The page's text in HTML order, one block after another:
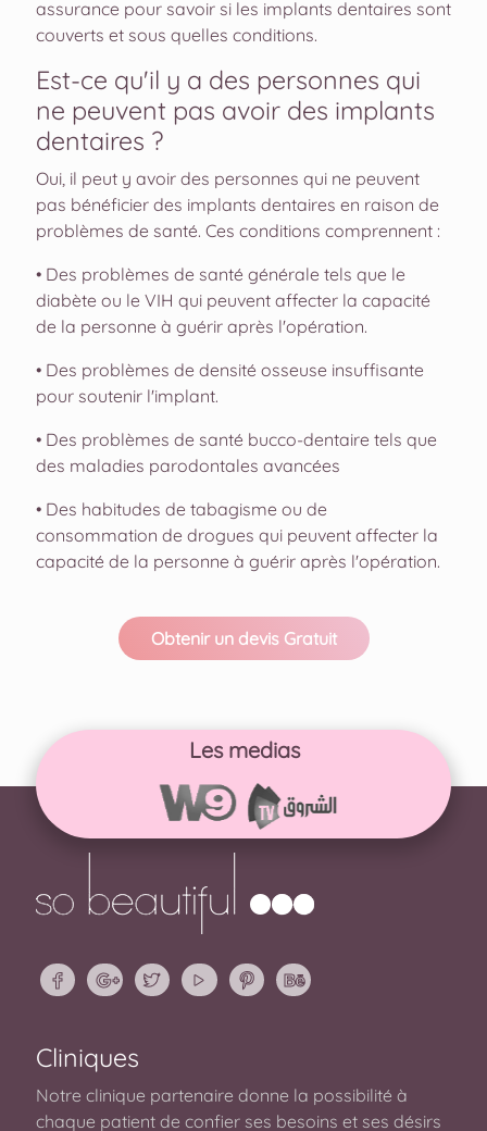
assurance pour savoir si les implants dentaires sont
couverts et sous quelles conditions.
Est-ce qu'il y a des personnes qui
ne peuvent pas avoir des implants
dentaires ?
Oui, il peut y avoir des personnes qui ne peuvent
pas bénéficier des implants dentaires en raison de
problèmes de santé. Ces conditions comprennent :
• Des problèmes de santé générale tels que le
diabète ou le VIH qui peuvent affecter la capacité
de la personne à guérir après l'opération.
• Des problèmes de densité osseuse insuffisante
pour soutenir l'implant.
• Des problèmes de santé bucco-dentaire tels que
des maladies parodontales avancées
• Des habitudes de tabagisme ou de
consommation de drogues qui peuvent affecter la
capacité de la personne à guérir après l'opération.
Obtenir un devis Gratuit
Les medias
Cliniques
Notre clinique partenaire donne la possibilité à
chaque patient de confier ses besoins et ses désirs